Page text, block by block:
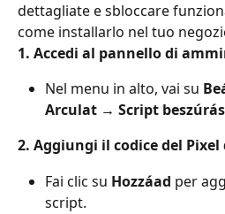
dettagliate e sbloccare
come installarlo nel tuo
1. Accedi al pannello di
Nel menu in alto, vai su
Arculat → Script beszúrás
2. Aggiungi il codice del Pixel
Fai clic su Hozzáad per
script.